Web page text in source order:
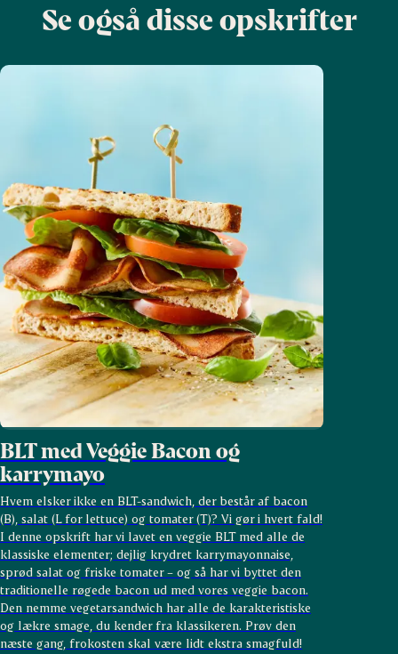
Se også disse opskrifter
BLT med Veggie Bacon og
karrymayo
Hvem elsker ikke en BLT-sandwich, der består af bacon
(B), salat (L for lettuce) og tomater (T)? Vi gør i hvert fald!
I denne opskrift har vi lavet en veggie BLT med alle de
klassiske elementer; dejlig krydret karrymayonnaise,
sprød salat og friske tomater – og så har vi byttet den
traditionelle røgede bacon ud med vores veggie bacon.
Den nemme vegetarsandwich har alle de karakteristiske
og lækre smage, du kender fra klassikeren. Prøv den
næste gang, frokosten skal være lidt ekstra smagfuld!